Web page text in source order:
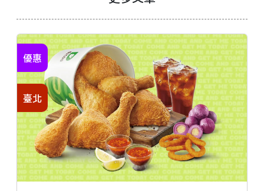
優惠
臺北